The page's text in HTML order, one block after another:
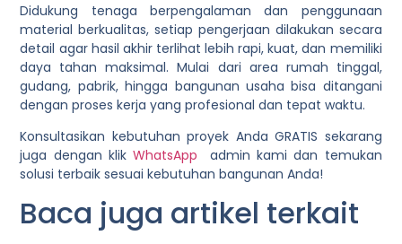
Didukung tenaga berpengalaman dan penggunaan
material berkualitas, setiap pengerjaan dilakukan secara
detail agar hasil akhir terlihat lebih rapi, kuat, dan memiliki
daya tahan maksimal. Mulai dari area rumah tinggal,
gudang, pabrik, hingga bangunan usaha bisa ditangani
dengan proses kerja yang profesional dan tepat waktu.
Konsultasikan kebutuhan proyek Anda GRATIS sekarang
juga dengan klik WhatsApp admin kami dan temukan
solusi terbaik sesuai kebutuhan bangunan Anda!
Baca juga artikel terkait